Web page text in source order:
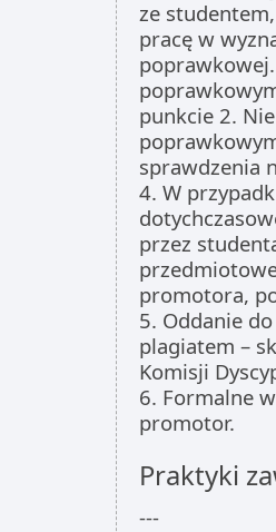
ze
pracę w
punkcie 2.
sprawdzenia
4. W
przez
promotora,
5. Oddanie
plagiatem –
Komisji
6. Formalne
promotor.
Praktyki
---